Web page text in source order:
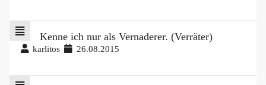
Kenne ich nur als Vernaderer. (Verräter)
karlitos 26.08.2015